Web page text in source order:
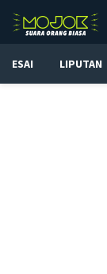
ESAI LIPUTAN